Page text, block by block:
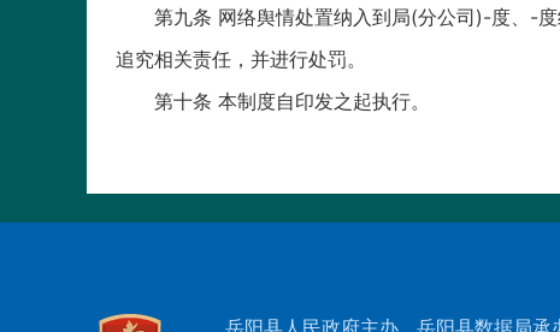
第九条 网络舆情处置纳入到局(分公司)-度、-
追究相关责任，并进行处罚。
第十条 本制度自印发之起执行。
岳阳县人民政府主办 岳阳县数据局承